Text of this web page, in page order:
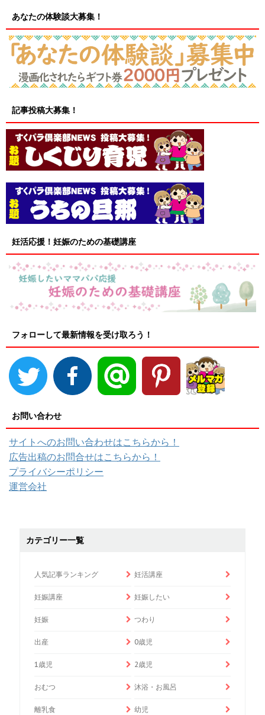
あなたの体験談大募集！
記事投稿大募集！
妊活応援！妊娠のための基礎講座
フォローして最新情報を受け取ろう！
お問い合わせ
サイトへのお問い合わせはこちらから！
広告出稿のお問合せはこちらから！
プライバシーポリシー
運営会社
カテゴリー一覧
人気記事ランキング 妊活講座
妊娠講座 妊娠したい
妊娠 つわり
出産 0歳児
1歳児 2歳児
おむつ 沐浴・お風呂
離乳食 幼児